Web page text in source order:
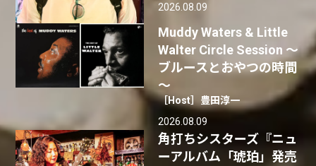
2026.08.09
Muddy Waters & Little
Walter Circle Session ～
ブルースとおやつの時間
～
［Host］豊田淳一
2026.08.09
角打ちシスターズ『ニュ
ーアルバム「琥珀」発売